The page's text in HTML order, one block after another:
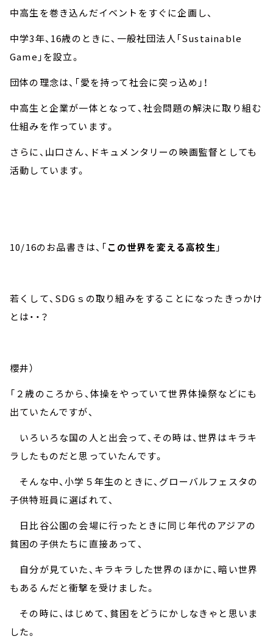
中高生を巻き込んだイベントをすぐに企画し、
中学3年、 16歳のときに、一般社団法人「Sustainable
Game 」を設立。
団体の理念は、「愛を持って社会に突っ込め」！
中高生と企業が一体となって、社会問題の解決に取り組む
仕組みを作っています。
さらに、山口さん、ドキュメンタリーの映画監督としても
活動しています。
10/16のお品書きは、「この世界を変える高校生 」
若くして、 SDG ｓの取り組みをすることになったきっかけ
とは・・？
櫻井）
「２歳のころから、体操をやっていて世界体操祭などにも
出ていたんですが、
いろいろな国の人と出会って、その時は、世界はキラキ
ラしたものだと思っていたんです。
そんな中、小学５年生のときに、グローバルフェスタの
子供特班員に選ばれて、
日比谷公園の会場に行ったときに同じ年代のアジアの
貧困の子供たちに直接あって、
自分が見ていた、キラキラした世界のほかに、暗い世界
もあるんだと衝撃を受けました。
その時に、はじめて、貧困をどうにかしなきゃと思いま
した。